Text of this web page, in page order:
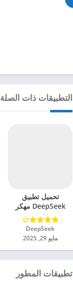
التطبيقات ذات الصلة
تحميل تطبيق
DeepSeek مهكر
للاندرويد 2025
DeepSeek‏
مايو 29, 2025
تطبيقات المطور